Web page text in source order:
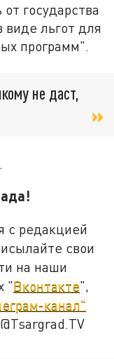
государства
льгот для
программ".
не даст,
с редакцией
свои
на наши
"Вконтакте",
канал"